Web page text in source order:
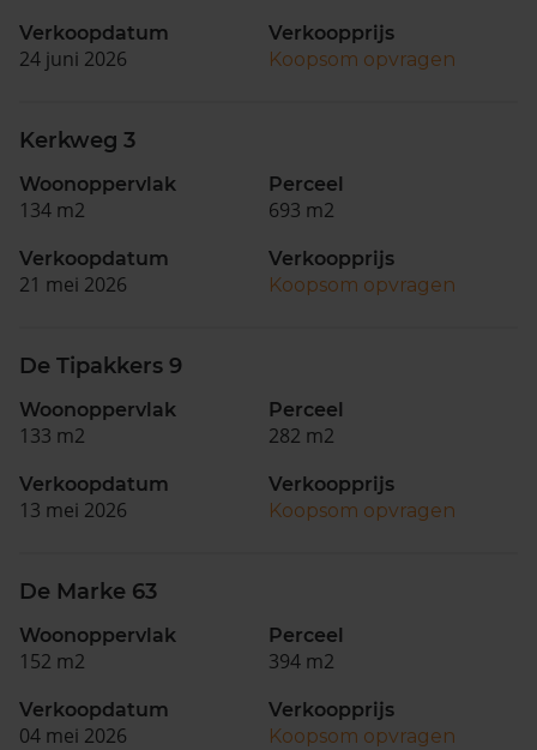
Verkoopdatum
24 juni 2026
Verkoopprijs
Koopsom opvragen
Kerkweg 3
Woonoppervlak
134 m2
Perceel
693 m2
Verkoopdatum
21 mei 2026
Verkoopprijs
Koopsom opvragen
De Tipakkers 9
Woonoppervlak
133 m2
Perceel
282 m2
Verkoopdatum
13 mei 2026
Verkoopprijs
Koopsom opvragen
De Marke 63
Woonoppervlak
152 m2
Perceel
394 m2
Verkoopdatum
04 mei 2026
Verkoopprijs
Koopsom opvragen